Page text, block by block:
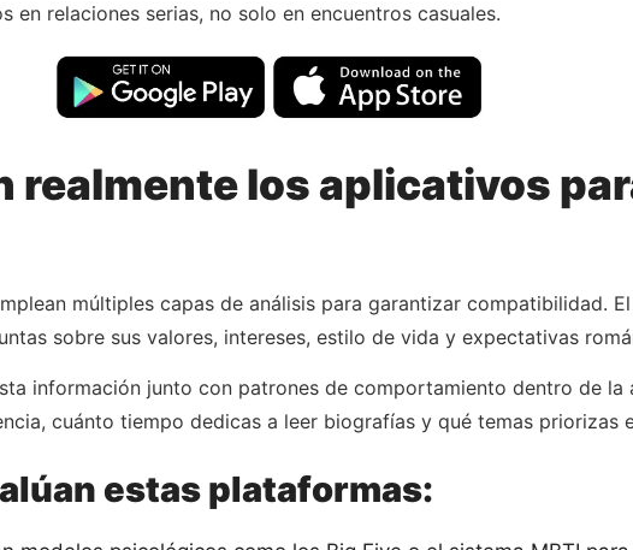
relaciones serias, no solo en encuentros casuales.
realmente los aplicativos
múltiples capas de análisis para garantizar compatibilidad.
sobre sus valores, intereses, estilo de vida y expectativas
información junto con patrones de comportamiento dentro de la
cuánto tiempo dedicas a leer biografías y qué temas priorizas
estas plataformas: